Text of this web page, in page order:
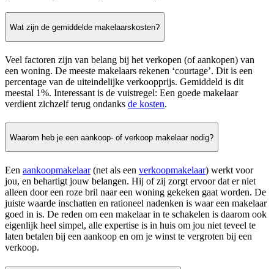
Wat zijn de gemiddelde makelaarskosten?
Veel factoren zijn van belang bij het verkopen (of aankopen) van
een woning. De meeste makelaars rekenen ‘courtage’. Dit is een
percentage van de uiteindelijke verkoopprijs. Gemiddeld is dit
meestal 1%. Interessant is de vuistregel: Een goede makelaar
verdient zichzelf terug ondanks de kosten.
Waarom heb je een aankoop- of verkoop makelaar nodig?
Een aankoopmakelaar(net als een verkoopmakelaar) werkt voor
jou, en behartigt jouw belangen. Hij of zij zorgt ervoor dat er niet
alleen door een roze bril naar een woning gekeken gaat worden. De
juiste waarde inschatten en rationeel nadenken is waar een makelaar
goed in is. De reden om een makelaar in te schakelen is daarom ook
eigenlijk heel simpel, alle expertise is in huis om jou niet teveel te
laten betalen bij een aankoop en om je winst te vergroten bij een
verkoop.